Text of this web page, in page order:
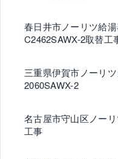
春日井市ノーリツ給
C2462SAWX-2取替工
三重県伊賀市ノーリ
2060SAWX-2
名古屋市守山区ノー
工事